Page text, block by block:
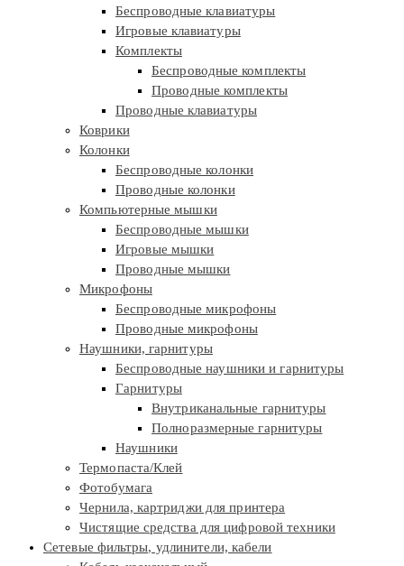
Беспроводные клавиатуры
Игровые клавиатуры
Комплекты
Беспроводные комплекты
Проводные комплекты
Проводные клавиатуры
Коврики
Колонки
Беспроводные колонки
Проводные колонки
Компьютерные мышки
Беспроводные мышки
Игровые мышки
Проводные мышки
Микрофоны
Беспроводные микрофоны
Проводные микрофоны
Наушники, гарнитуры
Беспроводные наушники и гарнитуры
Гарнитуры
Внутриканальные гарнитуры
Полноразмерные гарнитуры
Наушники
Термопаста/Клей
Фотобумага
Чернила, картриджи для принтера
Чистящие средства для цифровой техники
Сетевые фильтры, удлинители, кабели